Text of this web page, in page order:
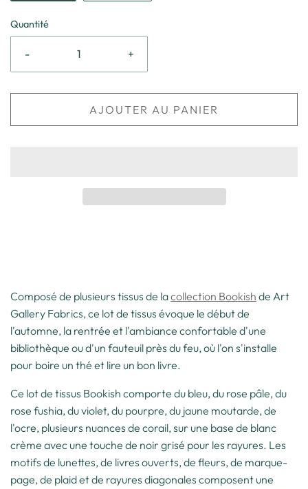
Quantité
- +
AJOUTER AU PANIER
Composé de plusieurs tissus de lacollection Bookish de Art
Gallery Fabrics, ce lot de tissus évoque le début de
l'automne, la rentrée et l'ambiance confortable d'une
bibliothèque ou d'un fauteuil près du feu, où l'on s'installe
pour boire un thé et lire un bon livre.
Ce lot de tissus Bookish comporte du bleu, du rose pâle, du
rose fushia, du violet, du pourpre, du jaune moutarde, de
l'ocre, plusieurs nuances de corail, sur une base de blanc
crème avec une touche de noir grisé pour les rayures. Les
motifs de lunettes, de livres ouverts, de fleurs, de marque-
page, de plaid et de rayures diagonales composent une